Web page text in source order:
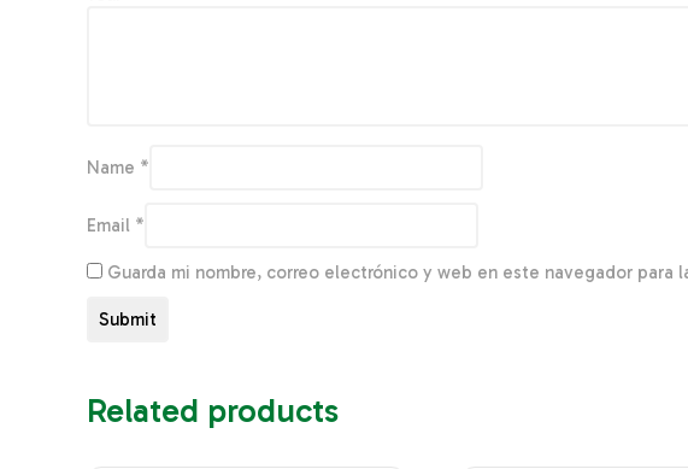
Name *
Email *
Guarda mi nombre, correo electrónico y web en este navegador para
Related products